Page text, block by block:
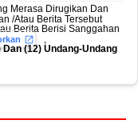
Merasa Dirugikan Dan
/Atau Berita Tersebut
Berita Berisi Sanggahan
,
Dan (12) Undang-Undang